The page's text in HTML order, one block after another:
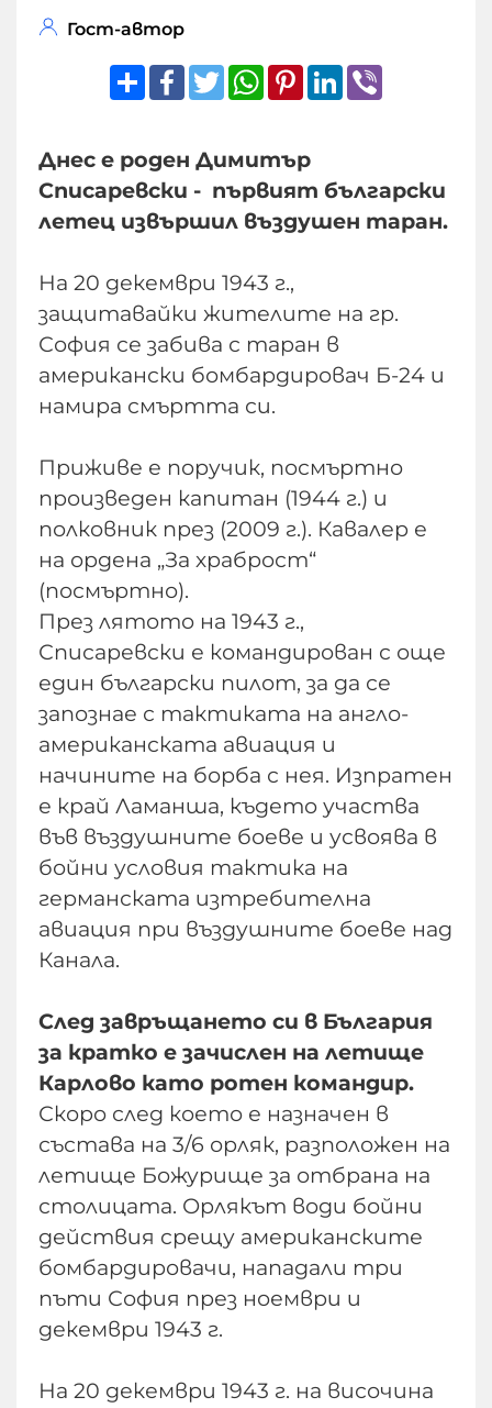
Гост-автор
ShareFacebook
TwitterWhatsApp
Pinterest
LinkedIn
Днес е роден Димитър
Списаревски - първият български
летец извършил въздушен таран.
На 20 декември 1943 г.,
защитавайки жителите на гр.
София се забива с таран в
американски бомбардировач Б-24 и
намира смъртта си.
Приживе е поручик, посмъртно
произведен капитан (1944 г.) и
полковник през (2009 г.). Кавалер е
на ордена „За храброст“
(посмъртно).
През лятото на 1943 г.,
Списаревски е командирован с още
един български пилот, за да се
запознае с тактиката на англо-
американската авиация и
начините на борба с нея. Изпратен
е край Ламанша, където участва
във въздушните боеве и усвоява в
бойни условия тактика на
германската изтребителна
авиация при въздушните боеве над
Канала.
След завръщането си в България
за кратко е зачислен на летище
Карлово като ротен командир.
Скоро след което е назначен в
състава на 3/6 орляк, разположен на
летище Божурище за отбрана на
столицата. Орлякът води бойни
действия срещу американските
бомбардировачи, нападали три
пъти София през ноември и
декември 1943 г.
На 20 декември 1943 г. на височина